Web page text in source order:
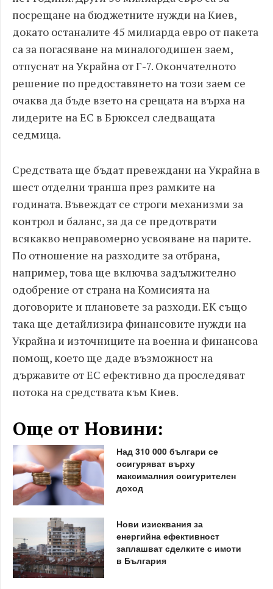
посрещане на бюджетните нужди на Киев,
докато останалите 45 милиарда евро от пакета
са за погасяване на миналогодишен заем,
отпуснат на Украйна от Г-7. Окончателното
решение по предоставянето на този заем се
очаква да бъде взето на срещата на върха на
лидерите на ЕС в Брюксел следващата
седмица.
Средствата ще бъдат превеждани на Украйна в
шест отделни транша през рамките на
годината. Въвеждат се строги механизми за
контрол и баланс, за да се предотврати
всякакво неправомерно усвояване на парите.
По отношение на разходите за отбрана,
например, това ще включва задължително
одобрение от страна на Комисията на
договорите и плановете за разходи. ЕК също
така ще детайлизира финансовите нужди на
Украйна и източниците на военна и финансова
помощ, което ще даде възможност на
държавите от ЕС ефективно да проследяват
потока на средствата към Киев.
Още от Новини:
Над 310 000 българи се
осигуряват върху
максималния осигурителен
доход
Нови изисквания за
енергийна ефективност
заплашват сделките с имоти
в България